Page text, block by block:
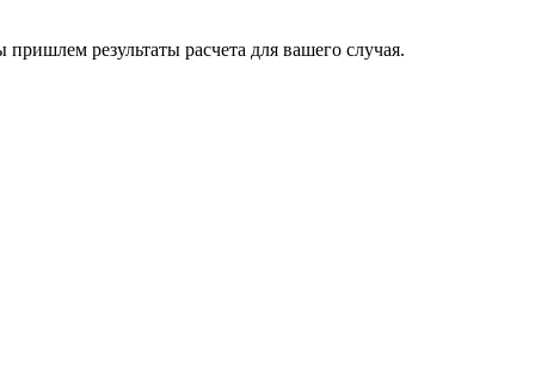
результаты расчета для вашего случая.